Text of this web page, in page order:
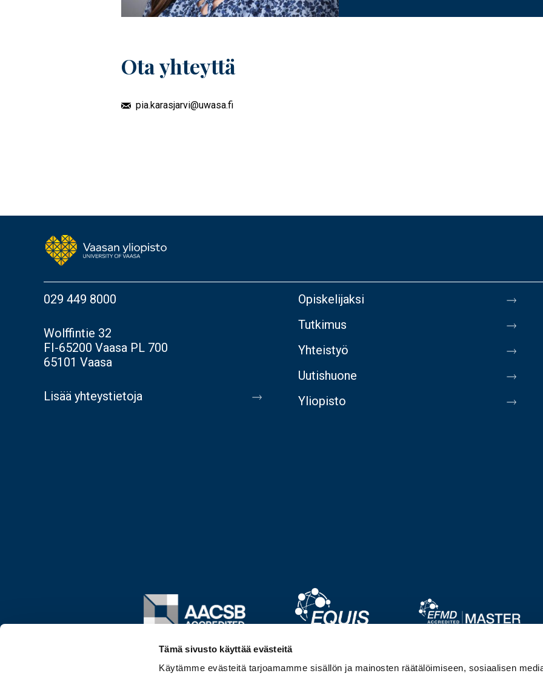
Tämä sivusto käyttää evästeitä
Käytämme evästeitä tarjoamamme sisällön ja mainosten räätälöimiseen, sosiaalisen
Ota yhteyttä
pia.karasjarvi@uwasa.fi
029 449 8000
Wolffintie 32
FI-65200 Vaasa PL 700
65101 Vaasa
Lisää yhteystietoja
Opiskelijaksi
Tutkimus
Yhteistyö
Uutishuone
Yliopisto
Image Image
Image
Image